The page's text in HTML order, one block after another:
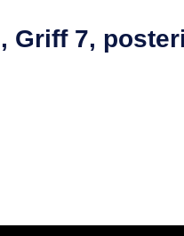
Griff 7,